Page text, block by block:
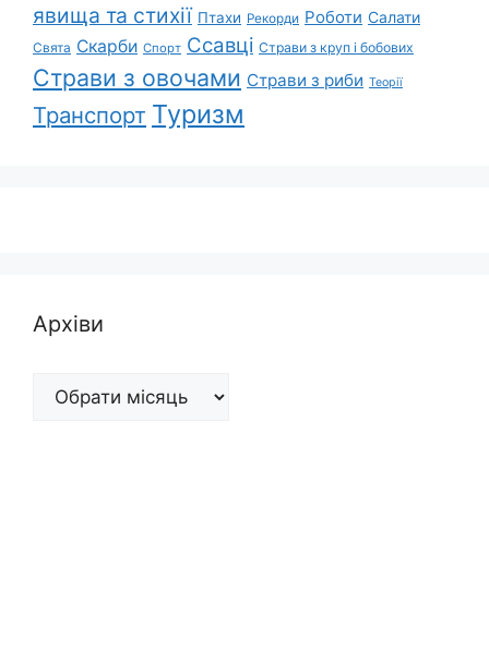
явища та стихії Птахи Рекорди Роботи Салати
Свята Скарби Спорт Ссавці Страви з круп і бобових
Страви з овочами Страви з риби Теорії
Транспорт Туризм
Архіви
Архіви